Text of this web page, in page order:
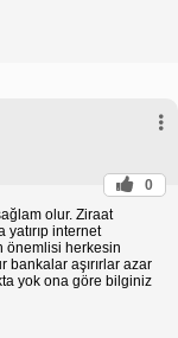
0
olur. Ziraat
yatırıp internet
önemlisi herkesin
bankalar aşırırlar azar
yok ona göre bilginiz